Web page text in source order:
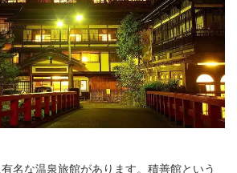
名な温泉旅館があります。積善館という